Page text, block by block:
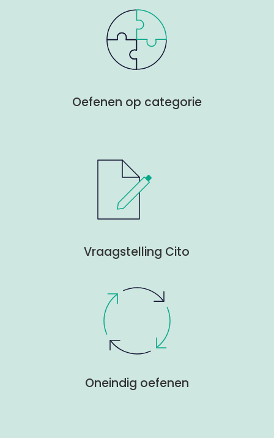
Oefenen op categorie
Vraagstelling Cito
Oneindig oefenen